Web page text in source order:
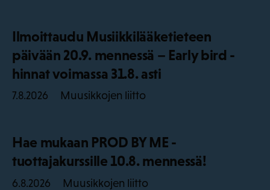
Ilmoittaudu Musiikkilääketieteen
päivään 20.9. mennessä – Early bird -
hinnat voimassa 31.8. asti
7.8.2026 Muusikkojen liitto
Hae mukaan PROD BY ME -
tuottajakurssille 10.8. mennessä!
6.8.2026 Muusikkojen liitto